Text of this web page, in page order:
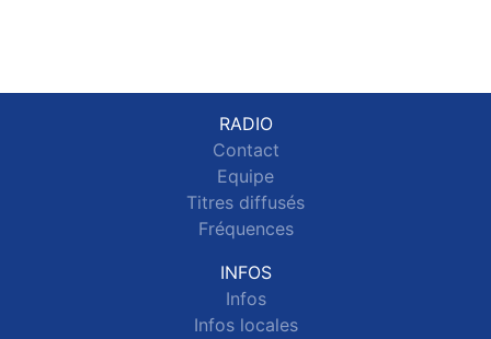
RADIO
Contact
Equipe
Titres diffusés
Fréquences
INFOS
Infos
Infos locales